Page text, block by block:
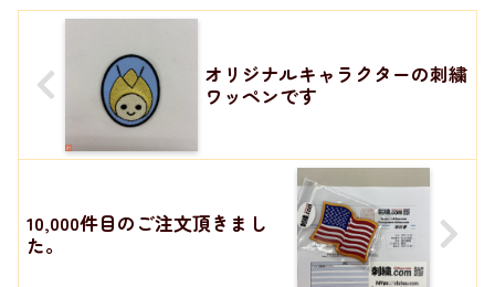
オリジナルキャラクターの刺繍
ワッペンです
10,000件目のご注文頂きまし
た。